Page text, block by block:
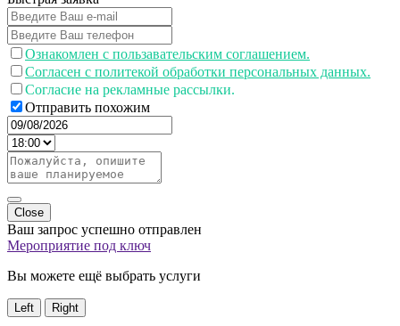
Ознакомлен с пользавательским соглашением.
Согласен с политекой обработки персональных данных.
Согласие на рекламные рассылки.
Отправить похожим
Close
Ваш запрос успешно отправлен
Мероприятие под ключ
Вы можете ещё выбрать услуги
Left Right